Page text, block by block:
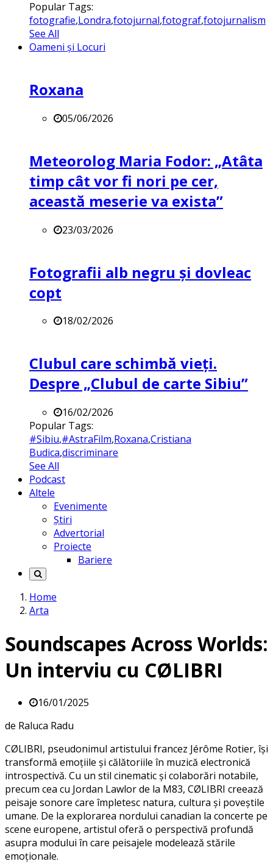
Popular Tags:
fotografie,Londra,fotojurnal,fotograf,fotojurnalism
See All
Oameni și Locuri
Roxana
05/06/2026
Meteorolog Maria Fodor: „Atâta
timp cât vor fi nori pe cer,
această meserie va exista”
23/03/2026
Fotografii alb negru și dovleac
copt
18/02/2026
Clubul care schimbă vieți.
Despre „Clubul de carte Sibiu”
16/02/2026
Popular Tags:
#Sibiu,#AstraFilm,Roxana,Cristiana
Budica,discriminare
See All
Podcast
Altele
Evenimente
Știri
Advertorial
Proiecte
Bariere
Home
Arta
Soundscapes Across Worlds:
Un interviu cu CØLIBRI
16/01/2025
de Raluca Radu
CØLIBRI, pseudonimul artistului francez Jérôme Rotier, își
transformă emoțiile și călătoriile în muzică electronică
introspectivă. Cu un stil cinematic și colaborări notabile,
precum cea cu Jordan Lawlor de la M83, CØLIBRI creează
peisaje sonore care împletesc natura, cultura și poveștile
umane. De la explorarea nordului canadian la concerte pe
scene europene, artistul oferă o perspectivă profundă
asupra modului în care peisajele modelează stările
emoționale.